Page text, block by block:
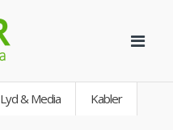
Lyd & Media Kabler